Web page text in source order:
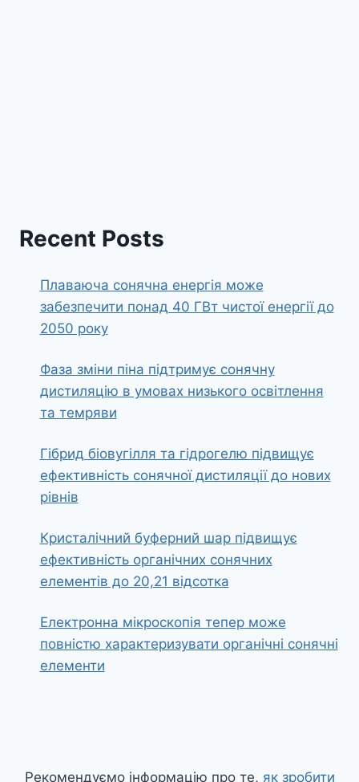
Recent Posts
Плаваюча сонячна енергія може
забезпечити понад 40 ГВт чистої енергії до
2050 року
Фаза зміни піна підтримує сонячну
дистиляцію в умовах низького освітлення
та темряви
Гібрид біовугілля та гідрогелю підвищує
ефективність сонячної дистиляції до нових
рівнів
Кристалічний буферний шар підвищує
ефективність органічних сонячних
елементів до 20,21 відсотка
Електронна мікроскопія тепер може
повністю характеризувати органічні сонячні
елементи
Рекомендуємо інформацію про те, як зробити